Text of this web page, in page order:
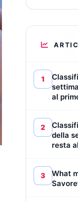
1
al
2
della
resta
3
What